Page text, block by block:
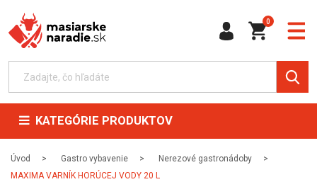
0
KATEGÓRIE PRODUKTOV
Úvod Gastro vybavenie
Nerezové gastronádoby
MAXIMA VARNÍK HORÚCEJ VODY 20 L